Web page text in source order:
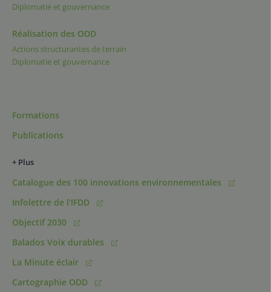
Diplomatie et gouvernance
Réalisation des ODD
Actions structurantes de terrain
Diplomatie et gouvernance
Formations
Publications
+ Plus
Catalogue des 100 innovations environnementales
Infolettre de l'IFDD
Objectif 2030
Balados Voix durables
La Minute éclair
Cartographie ODD